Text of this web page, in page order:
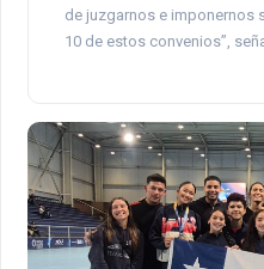
de juzgarnos e imponernos
10 de estos convenios”,